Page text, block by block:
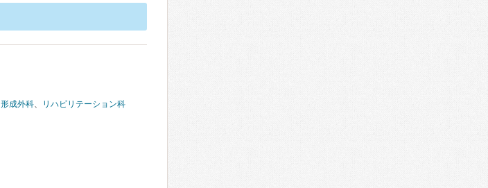
形成外科、 リハビリテーション科